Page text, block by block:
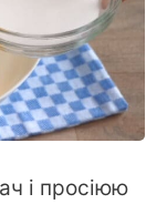
і просіюю